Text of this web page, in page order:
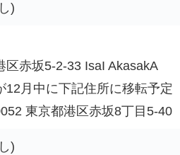
)
区赤坂5-2-33 IsaI AkasakA
月中に下記住所に移転予定
東京都港区赤坂8丁目5-40
)